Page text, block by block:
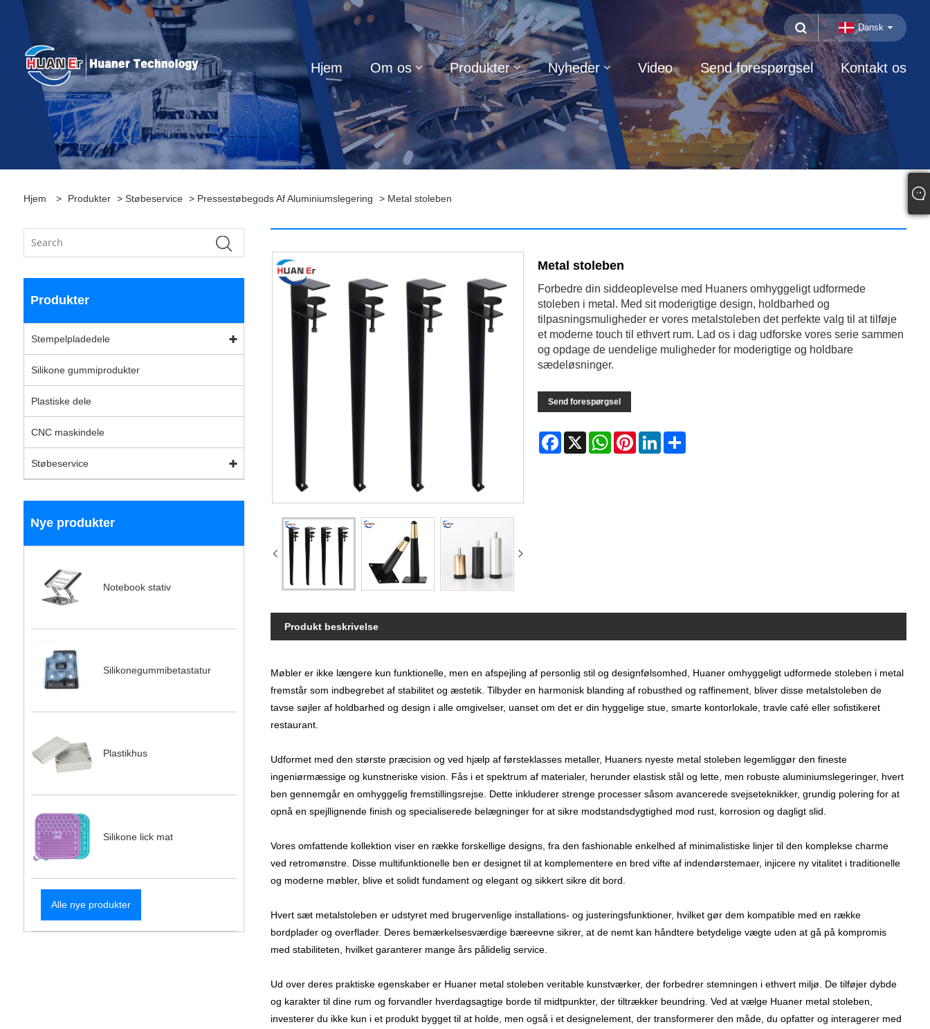
Dansk
Hjem Om os Produkter Nyheder Video Send forespørgsel Kontakt os
Hjem > Produkter > Støbeservice > Pressestøbegods Af Aluminiumslegering > Metal stoleben
Produkter
Stempelpladedele
Silikone gummiprodukter
Plastiske dele
CNC maskindele
Støbeservice
Nye produkter
Notebook stativ
Silikonegummibetastatur
Plastikhus
Silikone lick mat
Alle nye produkter
Metal stoleben
Forbedre din siddeoplevelse med Huaners omhyggeligt udformede
stoleben i metal. Med sit moderigtige design, holdbarhed og
tilpasningsmuligheder er vores metalstoleben det perfekte valg til at tilføje
et moderne touch til ethvert rum. Lad os i dag udforske vores serie sammen
og opdage de uendelige muligheder for moderigtige og holdbare
sædeløsninger.
Send forespørgsel
Facebook
X WhatsAppPinterestLinkedIn
Produkt beskrivelse
Møbler er ikke længere kun funktionelle, men en afspejling af personlig stil og designfølsomhed, Huaner omhyggeligt udformede stoleben i metal
fremstår som indbegrebet af stabilitet og æstetik. Tilbyder en harmonisk blanding af robusthed og raffinement, bliver disse metalstoleben de
tavse søjler af holdbarhed og design i alle omgivelser, uanset om det er din hyggelige stue, smarte kontorlokale, travle café eller sofistikeret
restaurant.
Udformet med den største præcision og ved hjælp af førsteklasses metaller, Huaners nyeste metal stoleben legemliggør den fineste
ingeniørmæssige og kunstneriske vision. Fås i et spektrum af materialer, herunder elastisk stål og lette, men robuste aluminiumslegeringer, hvert
ben gennemgår en omhyggelig fremstillingsrejse. Dette inkluderer strenge processer såsom avancerede svejseteknikker, grundig polering for at
opnå en spejllignende finish og specialiserede belægninger for at sikre modstandsdygtighed mod rust, korrosion og dagligt slid.
Vores omfattende kollektion viser en række forskellige designs, fra den fashionable enkelhed af minimalistiske linjer til den komplekse charme
ved retromønstre. Disse multifunktionelle ben er designet til at komplementere en bred vifte af indendørstemaer, injicere ny vitalitet i traditionelle
og moderne møbler, blive et solidt fundament og elegant og sikkert sikre dit bord.
Hvert sæt metalstoleben er udstyret med brugervenlige installations- og justeringsfunktioner, hvilket gør dem kompatible med en række
bordplader og overflader. Deres bemærkelsesværdige bæreevne sikrer, at de nemt kan håndtere betydelige vægte uden at gå på kompromis
med stabiliteten, hvilket garanterer mange års pålidelig service.
Ud over deres praktiske egenskaber er Huaner metal stoleben veritable kunstværker, der forbedrer stemningen i ethvert miljø. De tilføjer dybde
og karakter til dine rum og forvandler hverdagsagtige borde til midtpunkter, der tiltrækker beundring. Ved at vælge Huaner metal stoleben,
investerer du ikke kun i et produkt bygget til at holde, men også i et designelement, der transformerer den måde, du opfatter og interagerer med